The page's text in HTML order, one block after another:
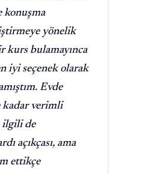
konuşma
yönelik
kurs bulamayınca
iyi seçenek olarak
Evde
kadar verimli
ilgili de
açıkçası, ama
ettikçe